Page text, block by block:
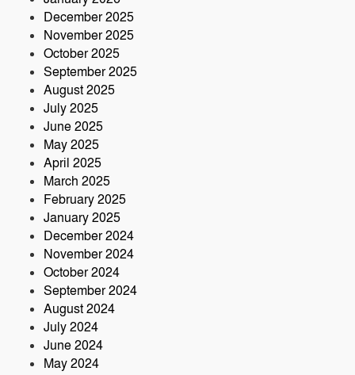
December 2025
November 2025
October 2025
September 2025
August 2025
July 2025
June 2025
May 2025
April 2025
March 2025
February 2025
January 2025
December 2024
November 2024
October 2024
September 2024
August 2024
July 2024
June 2024
May 2024